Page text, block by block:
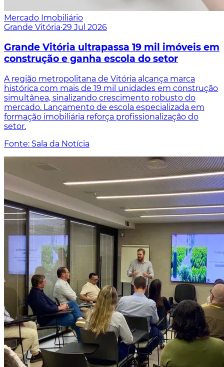
Mercado Imobiliário
Grande Vitória·29 Jul 2026
Grande Vitória ultrapassa 19 mil imóveis em
construção e ganha escola do setor
A região metropolitana de Vitória alcança marca
histórica com mais de 19 mil unidades em construção
simultânea, sinalizando crescimento robusto do
mercado. Lançamento de escola especializada em
formação imobiliária reforça profissionalização do
setor.
Fonte: Sala da Notícia